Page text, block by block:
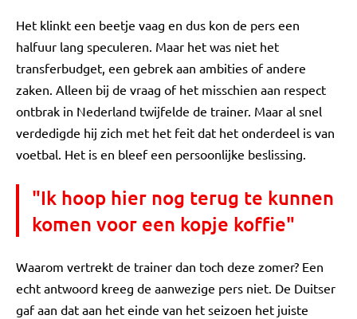
Het klinkt een beetje vaag en dus kon de pers een
halfuur lang speculeren. Maar het was niet het
transferbudget, een gebrek aan ambities of andere
zaken. Alleen bij de vraag of het misschien aan respect
ontbrak in Nederland twijfelde de trainer. Maar al snel
verdedigde hij zich met het feit dat het onderdeel is van
voetbal. Het is en bleef een persoonlijke beslissing.
"Ik hoop hier nog terug te kunnen
komen voor een kopje koffie"
Waarom vertrekt de trainer dan toch deze zomer? Een
echt antwoord kreeg de aanwezige pers niet. De Duitser
gaf aan dat aan het einde van het seizoen het juiste